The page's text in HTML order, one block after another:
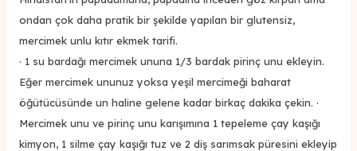
ondan çok daha pratik bir şekilde yapılan bir glutensiz,
mercimek unlu kıtır ekmek tarifi.
· 1 su bardağı mercimek ununa 1/3 bardak pirinç unu ekleyin.
Eğer mercimek ununuz yoksa yeşil mercimeği baharat
öğütücüsünde un haline gelene kadar birkaç dakika çekin. ·
Mercimek unu ve pirinç unu karışımına 1 tepeleme çay kaşığı
kimyon, 1 silme çay kaşığı tuz ve 2 diş sarımsak püresini ekleyip